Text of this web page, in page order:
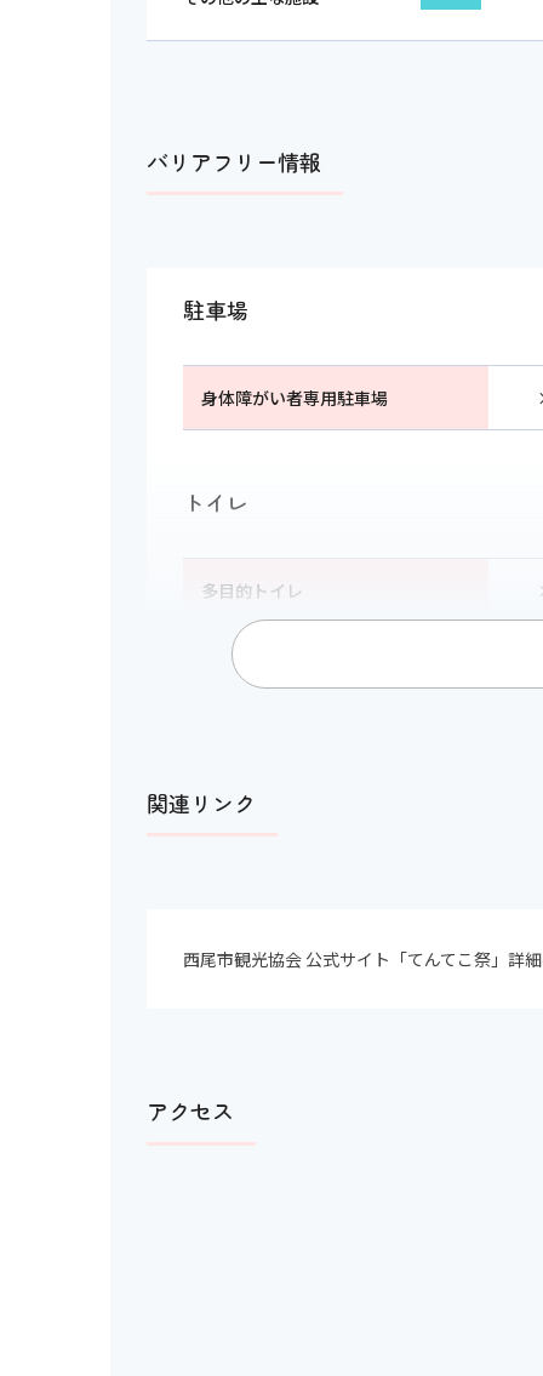
バリアフリー情報
駐車場
身体障がい者専用駐車場
トイレ
多目的トイレ
多目的トイレの設置が無い場合の
代替措置
エスカレーター
関連リンク
西尾市観光協会 公式サイト「てんてこ祭」詳
アクセス